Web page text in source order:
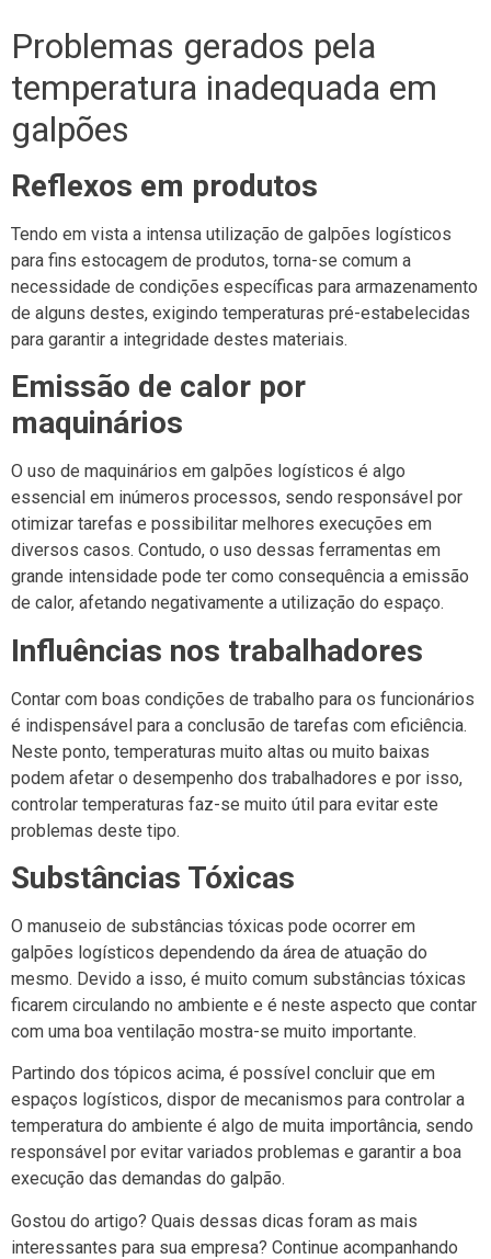
Problemas gerados pela
temperatura inadequada em
galpões
Reflexos em produtos
Tendo em vista a intensa utilização de galpões logísticos
para fins estocagem de produtos, torna-se comum a
necessidade de condições específicas para armazenamento
de alguns destes, exigindo temperaturas pré-estabelecidas
para garantir a integridade destes materiais.
Emissão de calor por
maquinários
O uso de maquinários em galpões logísticos é algo
essencial em inúmeros processos, sendo responsável por
otimizar tarefas e possibilitar melhores execuções em
diversos casos. Contudo, o uso dessas ferramentas em
grande intensidade pode ter como consequência a emissão
de calor, afetando negativamente a utilização do espaço.
Influências nos trabalhadores
Contar com boas condições de trabalho para os funcionários
é indispensável para a conclusão de tarefas com eficiência.
Neste ponto, temperaturas muito altas ou muito baixas
podem afetar o desempenho dos trabalhadores e por isso,
controlar temperaturas faz-se muito útil para evitar este
problemas deste tipo.
Substâncias Tóxicas
O manuseio de substâncias tóxicas pode ocorrer em
galpões logísticos dependendo da área de atuação do
mesmo. Devido a isso, é muito comum substâncias tóxicas
ficarem circulando no ambiente e é neste aspecto que contar
com uma boa ventilação mostra-se muito importante.
Partindo dos tópicos acima, é possível concluir que em
espaços logísticos, dispor de mecanismos para controlar a
temperatura do ambiente é algo de muita importância, sendo
responsável por evitar variados problemas e garantir a boa
execução das demandas do galpão.
Gostou do artigo? Quais dessas dicas foram as mais
interessantes para sua empresa? Continue acompanhando